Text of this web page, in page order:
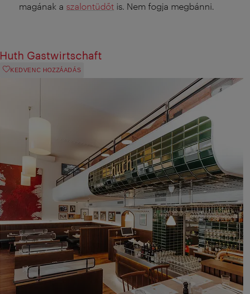
magának a szalontüdőt is. Nem fogja megbánni.
Huth Gastwirtschaft
KEDVENC HOZZÁADÁS